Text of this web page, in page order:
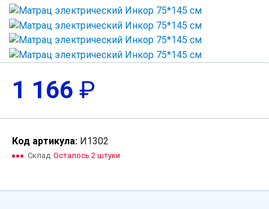
1 166 ₽
Код артикула: И1302
Склад Осталось 2 штуки